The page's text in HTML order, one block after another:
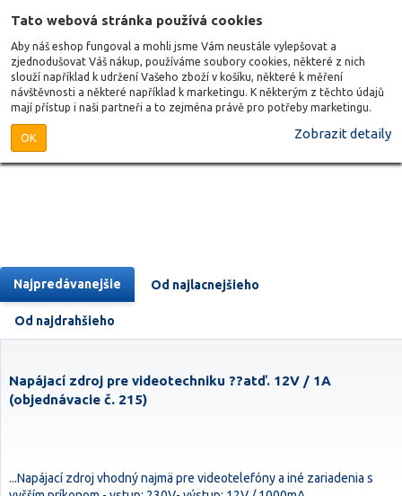
Tato webová stránka používá cookies
Aby náš eshop fungoval a mohli jsme Vám neustále vylepšovat a
zjednodušovat Váš nákup, používáme soubory cookies, některé z nich
slouží například k udržení Vašeho zboží v košíku, některé k měření
návštěvnosti a některé například k marketingu. K některým z těchto údajů
mají přístup i naši partneři a to zejména právě pro potřeby marketingu.
OK Zobrazit detaily
Najpredávanejšie Od najlacnejšieho
Od najdrahšieho
Napájací zdroj pre videotechniku ??atď. 12V / 1A
(objednávacie č. 215)
...Napájací zdroj vhodný najmä pre videotelefóny a iné zariadenia s